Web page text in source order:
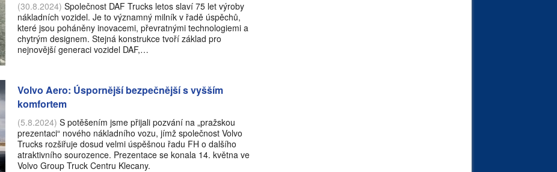
(30.8.2024) Společnost DAF Trucks letos slaví 75 let výroby
nákladních vozidel. Je to významný milník v řadě úspěchů,
které jsou poháněny inovacemi, převratnými technologiemi a
chytrým designem. Stejná konstrukce tvoří základ pro
nejnovější generaci vozidel DAF,…
Volvo Aero: Úspornější bezpečnější s vyšším
komfortem
(5.8.2024) S potěšením jsme přijali pozvání na „pražskou
prezentaci“ nového nákladního vozu, jímž společnost Volvo
Trucks rozšiřuje dosud velmi úspěšnou řadu FH o dalšího
atraktivního sourozence. Prezentace se konala 14. května ve
Volvo Group Truck Centru Klecany.